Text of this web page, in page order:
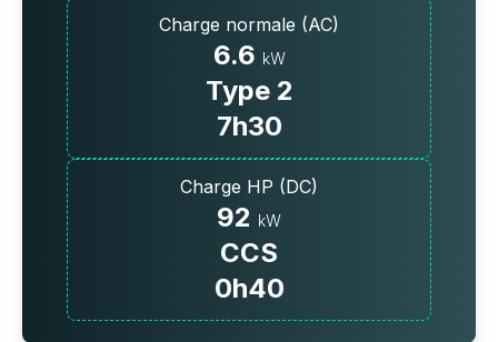
Charge normale (AC)
6.6 kW
Type 2
7h30
Charge HP (DC)
92 kW
CCS
0h40